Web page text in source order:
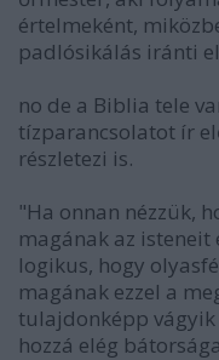
értelmeként,
padlósikálás iránti
no de a Biblia tele
tízparancsolatot ír
részletezi is.
"Ha onnan nézzük,
magának az isteneit
logikus, hogy
magának ezzel a
tulajdonképp vágyik
hozzá elég